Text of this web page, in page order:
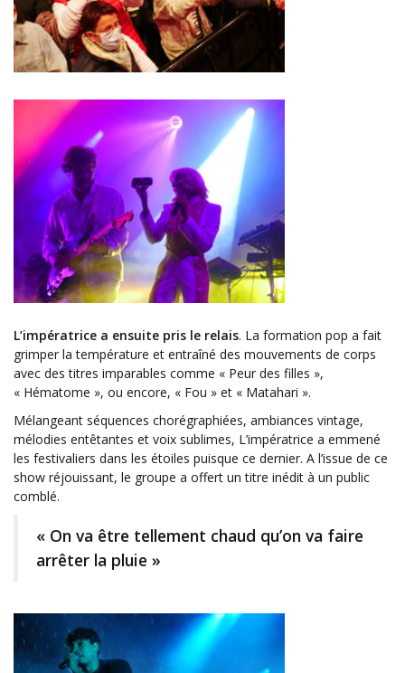
L’impératrice a ensuite pris le relais. La formation pop a fait
grimper la température et entraîné des mouvements de corps
avec des titres imparables comme « Peur des filles »,
« Hématome », ou encore, « Fou » et « Matahari ».
Mélangeant séquences chorégraphiées, ambiances vintage,
mélodies entêtantes et voix sublimes, L’impératrice a emmené
les festivaliers dans les étoiles puisque ce dernier. A l’issue de ce
show réjouissant, le groupe a offert un titre inédit à un public
comblé.
« On va être tellement chaud qu’on va faire
arrêter la pluie »